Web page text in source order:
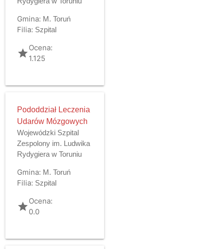
Gmina: M. Toruń
Filia: Szpital
gradeOcena:
1.125
Pododdział Leczenia
Udarów Mózgowych
Wojewódzki Szpital
Zespolony im. Ludwika
Rydygiera w Toruniu
Gmina: M. Toruń
Filia: Szpital
gradeOcena:
0.0